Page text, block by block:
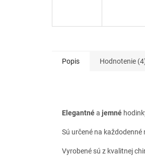
Popis Hodnotenie
Elegantnéa jemné
Sú určené na
Vyrobené sú z kvalitnej